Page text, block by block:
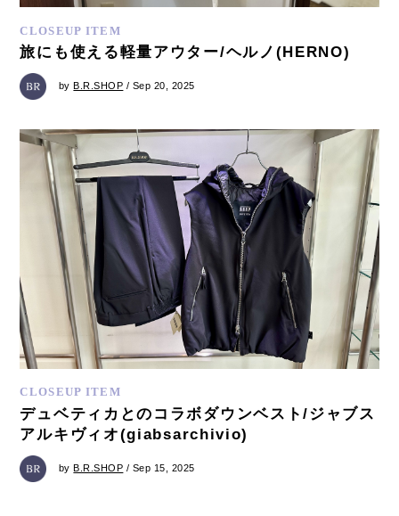
CLOSEUP ITEM
旅にも使える軽量アウター/ヘルノ(HERNO)
byB.R.SHOP / Sep 20, 2025
CLOSEUP ITEM
デュベティカとのコラボダウンベスト/ジャブス
アルキヴィオ(giabsarchivio)
byB.R.SHOP / Sep 15, 2025